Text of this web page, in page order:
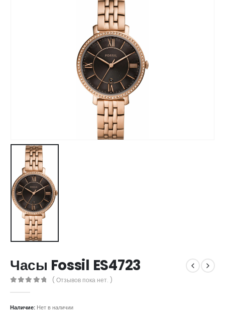
Часы Fossil ES4723
( Отзывов пока нет. )
Наличие: Нет в наличии